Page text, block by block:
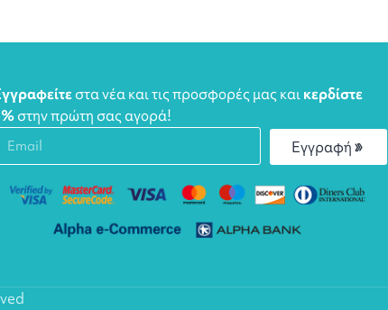
στα νέα και τις προσφορές μας καικερδίστε
στην πρώτη σας αγορά!
Εγγραφή